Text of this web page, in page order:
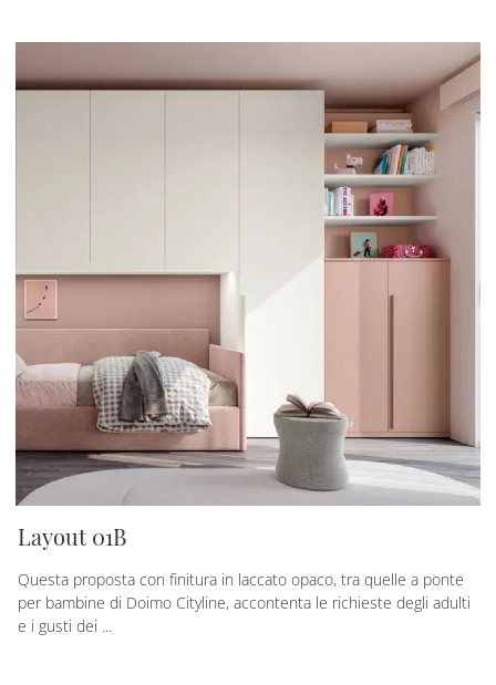
Layout 01B
Questa proposta con finitura in laccato opaco, tra quelle a ponte
per bambine di Doimo Cityline, accontenta le richieste degli adulti
e i gusti dei ...